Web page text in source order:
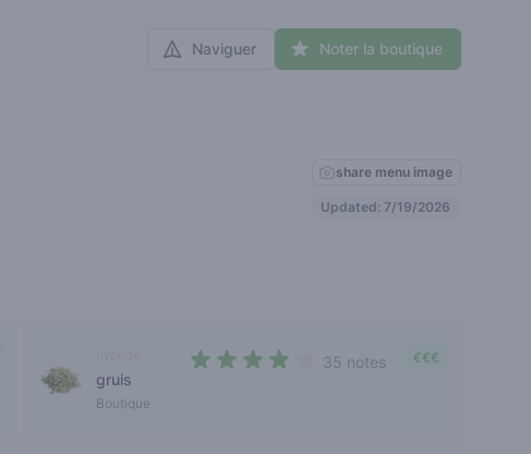
Naviguer Noter la boutique
share menu image
Updated: 7/19/2026
gruis
Boutique
35 notes €€€